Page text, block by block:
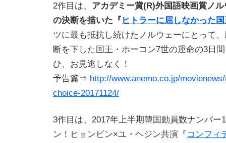
2作目は、 アカデミー賞(R)外国語映画賞ノ
の決断を描いた『 ヒトラーに屈しなかった
ツに最も抵抗し続けたノルウェーにとって
断を下した国王・ホーコン7世の運命の3日
ひ、お見逃しなく！
予告篇⇒ http://www.anemo.co.jp/
choice-20171124/
3作目は、2017年上半期韓国動員数ナンバー
ン！ヒョンビン×ユ・ヘジン共演『 コンフィ